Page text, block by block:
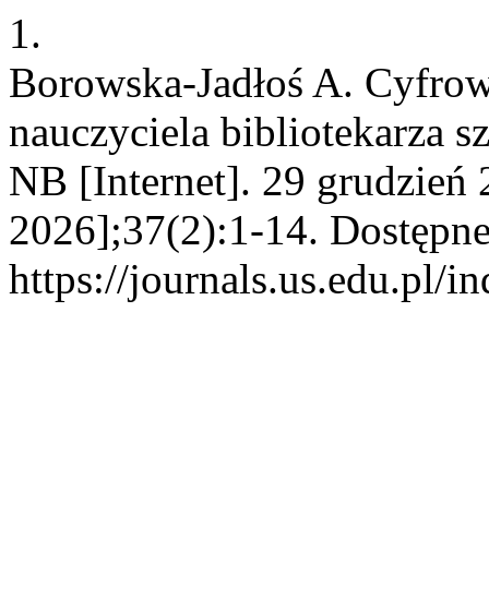
1.
Borowska-Jadłoś A.
nauczyciela bibliotekarza
NB [Internet]. 29 grudzień
2026];37(2):1-14.
https://journals.us.edu.pl/